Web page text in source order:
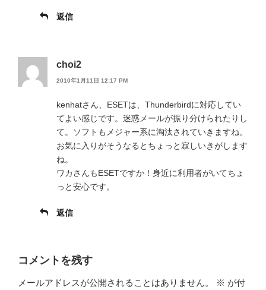
返信
choi2
2010年1月11日 12:17 PM
kenhatさん、ESETは、Thunderbirdに対応してい
てよい感じです。迷惑メールが振り分けられたりし
て。ソフトもメジャー系に淘汰されていきますね。
お気に入りがそうなるとちょっと寂しいきがします
ね。
ワカさんもESETですか！身近に利用者がいてちょ
っと安心です。
返信
コメントを残す
メールアドレスが公開されることはありません。 ※ が付